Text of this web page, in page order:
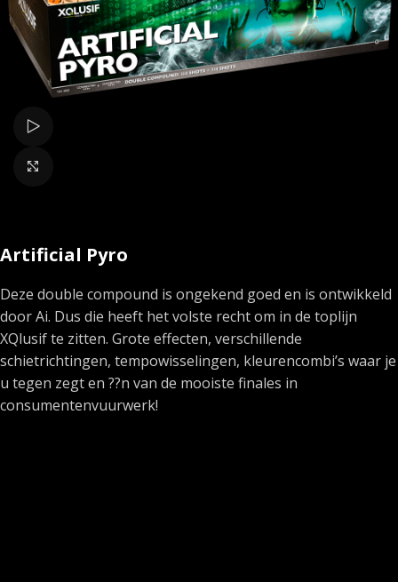
Artificial Pyro
Deze double compound is ongekend goed en is ontwikkeld
door Ai. Dus die heeft het volste recht om in de toplijn
XQlusif te zitten. Grote effecten, verschillende
schietrichtingen, tempowisselingen, kleurencombi’s waar je
u tegen zegt en ??n van de mooiste finales in
consumentenvuurwerk!